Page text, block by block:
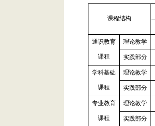
课程结构
通识教育
课程
理论教学
实践部分
学科基础
课程
理论教学
实践部分
专业教育
课程
理论教学
实践部分